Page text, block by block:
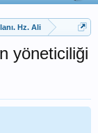
Hz. Ali
yöneticiliği